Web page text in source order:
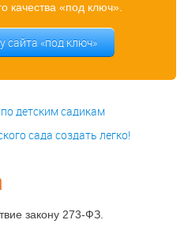
качества «под ключ».
сайта «под ключ»
детским садикам
сада создать легко!
закону 273-ФЗ.